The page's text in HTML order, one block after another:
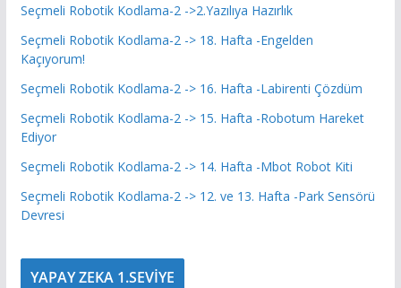
Seçmeli Robotik Kodlama-2 ->2.Yazılıya Hazırlık
Seçmeli Robotik Kodlama-2 -> 18. Hafta -Engelden
Kaçıyorum!
Seçmeli Robotik Kodlama-2 -> 16. Hafta -Labirenti Çözdüm
Seçmeli Robotik Kodlama-2 -> 15. Hafta -Robotum Hareket
Ediyor
Seçmeli Robotik Kodlama-2 -> 14. Hafta -Mbot Robot Kiti
Seçmeli Robotik Kodlama-2 -> 12. ve 13. Hafta -Park Sensörü
Devresi
YAPAY ZEKA 1.SEVİYE